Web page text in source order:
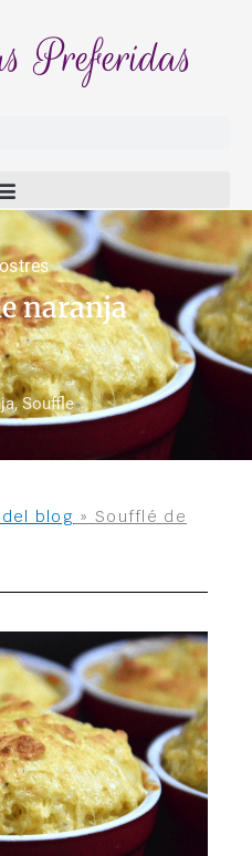
Preferidas
naranja
,Souffle
blog » Soufflé de